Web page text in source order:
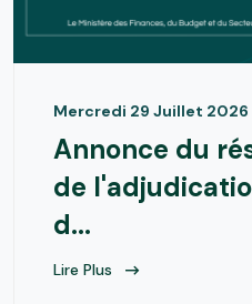
Mercredi 29 Juillet 2026
Annonce du
de
d...
Lire Plus